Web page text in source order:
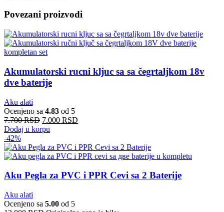
Povezani proizvodi
Akumulatorski rucni kljuc sa sa čegrtaljkom 18v
dve baterije
Aku alati
Ocenjeno sa 4.83 od 5
7.700RSD 7.000 RSD
Dodaj u korpu
-42%
Aku Pegla za PVC i PPR Cevi sa 2 Baterije
Aku alati
Ocenjeno sa 5.00 od 5